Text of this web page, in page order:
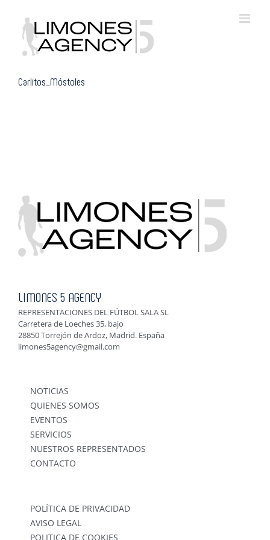
content
Carlitos_Móstoles
LIMONES 5 AGENCY
REPRESENTACIONES DEL FÚTBOL SALA SL
Carretera de Loeches 35, bajo
28850 Torrejón de Ardoz, Madrid. España
limones5agency@gmail.com
NOTICIAS
QUIENES SOMOS
EVENTOS
SERVICIOS
NUESTROS REPRESENTADOS
CONTACTO
POLÍTICA DE PRIVACIDAD
AVISO LEGAL
POLITICA DE COOKIES